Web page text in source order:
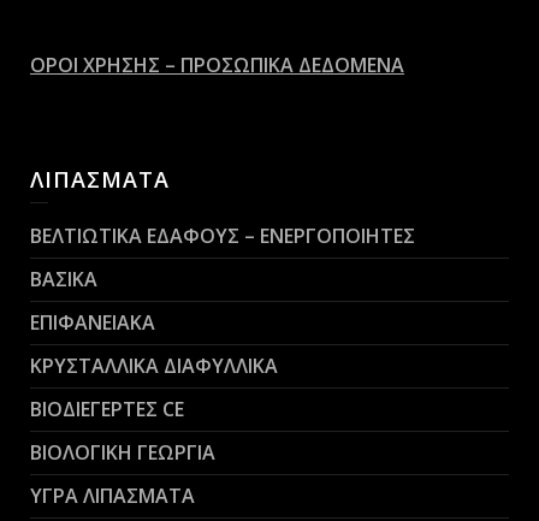
ΟΡΟΙ ΧΡΗΣΗΣ – ΠΡΟΣΩΠΙΚΑ ΔΕΔΟΜΕΝΑ
ΛΙΠΑΣΜΑΤΑ
ΒΕΛΤΙΩΤΙΚΑ ΕΔΑΦΟΥΣ – ΕΝΕΡΓΟΠΟΙΗΤΕΣ
ΒΑΣΙΚΑ
ΕΠΙΦΑΝΕΙΑΚΑ
ΚΡΥΣΤΑΛΛΙΚΑ ΔΙΑΦΥΛΛΙΚΑ
ΒΙΟΔΙΕΓΕΡΤΕΣ CE
ΒΙΟΛΟΓΙΚΗ ΓΕΩΡΓΙΑ
ΥΓΡΑ ΛΙΠΑΣΜΑΤΑ